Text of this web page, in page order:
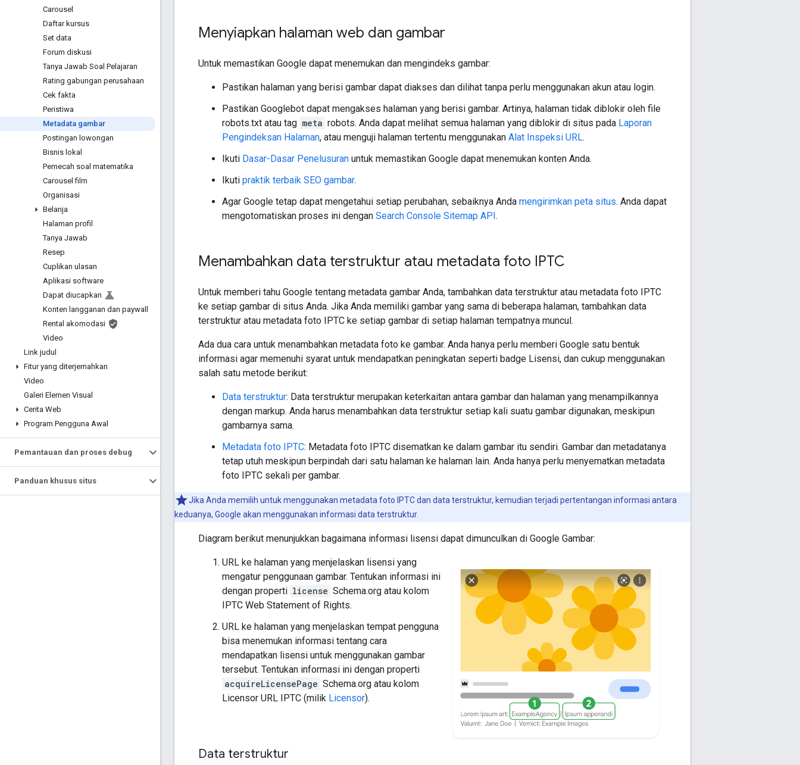
Carousel
Daftar kursus
Set data
Forum diskusi
Tanya Jawab Soal Pelajaran
Rating gabungan perusahaan
Cek fakta
Peristiwa
Metadata gambar
Postingan lowongan
Bisnis lokal
Pemecah soal matematika
Carousel film
Organisasi
Belanja
Halaman profil
Tanya Jawab
Resep
Cuplikan ulasan
Aplikasi software
Dapat diucapkan
Konten langganan dan paywall
Rental akomodasi
Video
Link judul
Fitur yang diterjemahkan
Video
Galeri Elemen Visual
Cerita Web
Program Pengguna Awal
Pemantauan dan proses debug
Panduan khusus situs
Menyiapkan halaman web dan gambar
Untuk memastikan Google dapat menemukan dan mengindeks gambar:
Pastikan halaman yang berisi gambar dapat diakses dan dilihat tanpa perlu menggunakan akun atau login.
Pastikan Googlebot dapat mengakses halaman yang berisi gambar. Artinya, halaman tidak diblokir oleh file
robots.txt atau tag meta robots. Anda dapat melihat semua halaman yang diblokir di situs pada Laporan
Pengindeksan Halaman, atau menguji halaman tertentu menggunakan Alat Inspeksi URL.
Ikuti Dasar-Dasar Penelusuran untuk memastikan Google dapat menemukan konten Anda.
Ikuti praktik terbaik SEO gambar.
Agar Google tetap dapat mengetahui setiap perubahan, sebaiknya Anda mengirimkan peta situs. Anda dapat
mengotomatiskan proses ini dengan Search Console Sitemap API.
Menambahkan data terstruktur atau metadata foto IPTC
Untuk memberi tahu Google tentang metadata gambar Anda, tambahkan data terstruktur atau metadata foto IPTC
ke setiap gambar di situs Anda. Jika Anda memiliki gambar yang sama di beberapa halaman, tambahkan data
terstruktur atau metadata foto IPTC ke setiap gambar di setiap halaman tempatnya muncul.
Ada dua cara untuk menambahkan metadata foto ke gambar. Anda hanya perlu memberi Google satu bentuk
informasi agar memenuhi syarat untuk mendapatkan peningkatan seperti badge Lisensi, dan cukup menggunakan
salah satu metode berikut:
Data terstruktur: Data terstruktur merupakan keterkaitan antara gambar dan halaman yang menampilkannya
dengan markup. Anda harus menambahkan data terstruktur setiap kali suatu gambar digunakan, meskipun
gambarnya sama.
Metadata foto IPTC: Metadata foto IPTC disematkan ke dalam gambar itu sendiri. Gambar dan metadatanya
tetap utuh meskipun berpindah dari satu halaman ke halaman lain. Anda hanya perlu menyematkan metadata
foto IPTC sekali per gambar.
Jika Anda memilih untuk menggunakan metadata foto IPTC dan data terstruktur, kemudian terjadi pertentangan informasi antara
keduanya, Google akan menggunakan informasi data terstruktur.
Diagram berikut menunjukkan bagaimana informasi lisensi dapat dimunculkan di Google Gambar:
URL ke halaman yang menjelaskan lisensi yang
mengatur penggunaan gambar. Tentukan informasi ini
dengan properti license Schema.org atau kolom
IPTC Web Statement of Rights.
URL ke halaman yang menjelaskan tempat pengguna
bisa menemukan informasi tentang cara
mendapatkan lisensi untuk menggunakan gambar
tersebut. Tentukan informasi ini dengan properti
acquireLicensePage Schema.org atau kolom
Licensor URL IPTC (milik Licensor).
Data terstruktur